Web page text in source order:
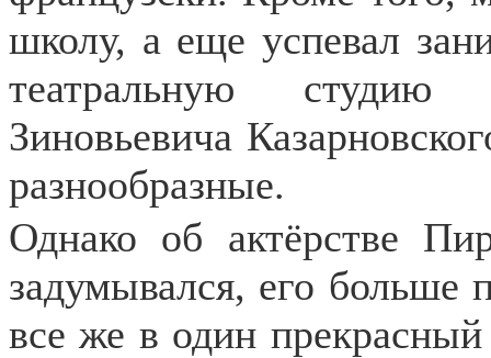
школу, а еще успевал
театральную студию
Зиновьевича
разнообразные.
Однако об актёрстве
задумывался, его больше
все же в один